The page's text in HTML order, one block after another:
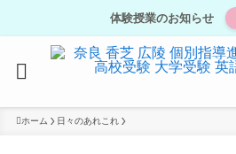
体験授業のお知らせ
ホーム 日々のあれこれ